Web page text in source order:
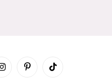
InstagramPinterestTikTok